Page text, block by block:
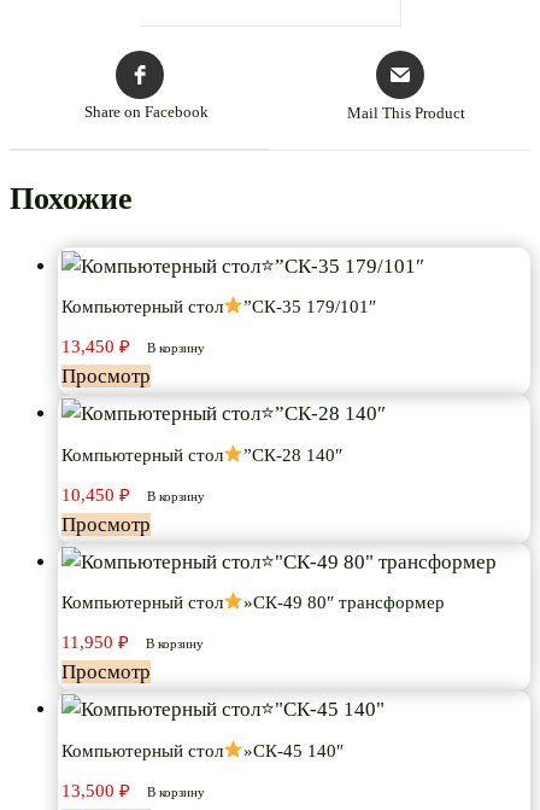
Share on Facebook Mail This Product
Похожие
Компьютерный стол ”СК-35 179/101″
13,450 ₽ В корзину
Просмотр
Компьютерный стол ”СК-28 140″
10,450 ₽ В корзину
Просмотр
Компьютерный стол »СК-49 80″ трансформер
11,950 ₽ В корзину
Просмотр
Компьютерный стол »СК-45 140″
13,500 ₽ В корзину